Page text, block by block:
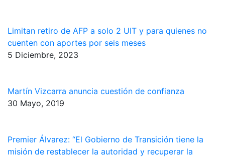
Limitan retiro de AFP a solo 2 UIT y para quienes no
cuenten con aportes por seis meses
5 Diciembre, 2023
Martín Vizcarra anuncia cuestión de confianza
30 Mayo, 2019
Premier Álvarez: “El Gobierno de Transición tiene la
misión de restablecer la autoridad y recuperar la